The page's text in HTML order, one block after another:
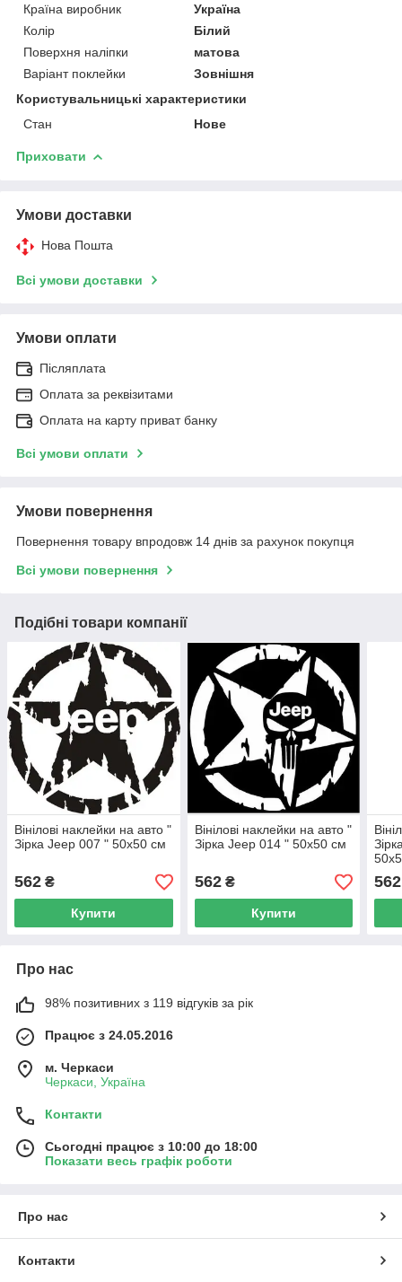
Країна виробник
Україна
Колір
Білий
Поверхня наліпки
матова
Варіант поклейки
Зовнішня
Користувальницькі характеристики
Стан
Нове
Приховати
Умови доставки
Нова Пошта
Всі умови доставки
Умови оплати
Післяплата
Оплата за реквізитами
Оплата на карту приват банку
Всі умови оплати
Умови повернення
Повернення товару впродовж 14 днів за рахунок покупця
Всі умови повернення
Подібні товари компанії
Вінілові наклейки на авто "
Зірка Jeep 007 " 50х50 см
562 ₴
Купити
Вінілові наклейки на авто "
Зірка Jeep 014 " 50х50 см
562₴
Купити
562
Про нас
98% позитивних з 119 відгуків за рік
Працює з 24.05.2016
м. Черкаси
Черкаси, Україна
Контакти
Сьогодні працює з 10:00 до 18:00
Показати весь графік роботи
Про нас
Контакти